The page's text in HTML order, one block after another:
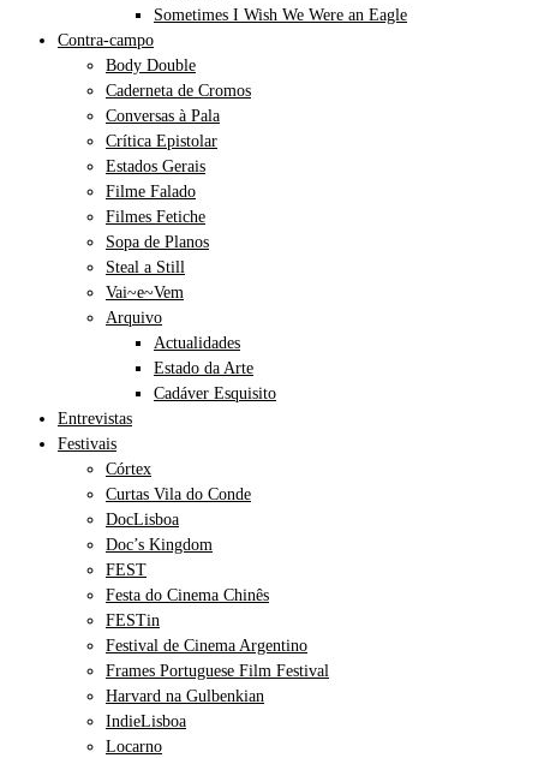
Sometimes I Wish We Were an Eagle
Contra-campo
Body Double
Caderneta de Cromos
Conversas à Pala
Crítica Epistolar
Estados Gerais
Filme Falado
Filmes Fetiche
Sopa de Planos
Steal a Still
Vai~e~Vem
Arquivo
Actualidades
Estado da Arte
Cadáver Esquisito
Entrevistas
Festivais
Córtex
Curtas Vila do Conde
DocLisboa
Doc’s Kingdom
FEST
Festa do Cinema Chinês
FESTin
Festival de Cinema Argentino
Frames Portuguese Film Festival
Harvard na Gulbenkian
IndieLisboa
Locarno